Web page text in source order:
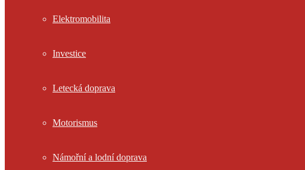
Elektromobilita
Investice
Letecká doprava
Motorismus
Námořní a lodní doprava